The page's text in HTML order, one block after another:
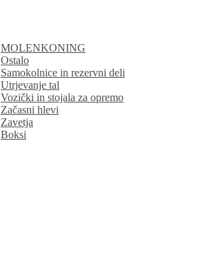
MOLENKONING
Ostalo
Samokolnice in rezervni deli
Utrjevanje tal
Vozički in stojala za opremo
Začasni hlevi
Zavetja
Boksi